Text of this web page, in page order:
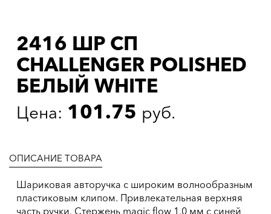
2416 ШР СП
CHALLENGER POLISHED
БЕЛЫЙ WHITE
Цена: 101.75 руб.
ОПИСАНИЕ ТОВАРА
Шариковая авторучка с широким волнообразным
пластиковым клипом. Привлекательная верхняя
часть ручки. Cтержень magic flow 1.0 мм с синей